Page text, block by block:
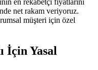
net rakam veriyoruz.
müşteri için özel
İçin Yasal